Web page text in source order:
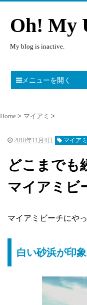
Oh! My
My blog is inactive.
メニューを開く
Home マイアミ
2018年11月4日 マイアミ
どこまでも
マイアミビ
マイアミビーチにや
白い砂浜が印